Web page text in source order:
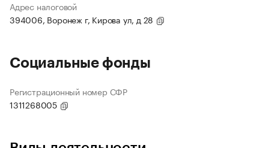
Адрес налоговой
394006, Воронеж г, Кирова ул, д 28
Социальные фонды
Регистрационный номер СФР
1311268005